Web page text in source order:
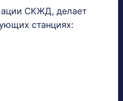
СКЖД, делает
станциях: